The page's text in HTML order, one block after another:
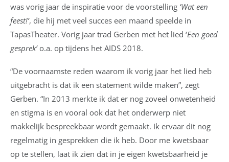
was vorig jaar de inspiratie voor de voorstelling ‘Wat een
feest!’, die hij met veel succes een maand speelde in
TapasTheater. Vorig jaar trad Gerben met het lied ‘Een goed
gesprek’o.a. op tijdens het AIDS 2018.
“De voornaamste reden waarom ik vorig jaar het lied heb
uitgebracht is dat ik een statement wilde maken”, zegt
Gerben. “In 2013 merkte ik dat er nog zoveel onwetenheid
en stigma is en vooral ook dat het onderwerp niet
makkelijk bespreekbaar wordt gemaakt. Ik ervaar dit nog
regelmatig in gesprekken die ik heb. Door me kwetsbaar
op te stellen, laat ik zien dat in je eigen kwetsbaarheid je